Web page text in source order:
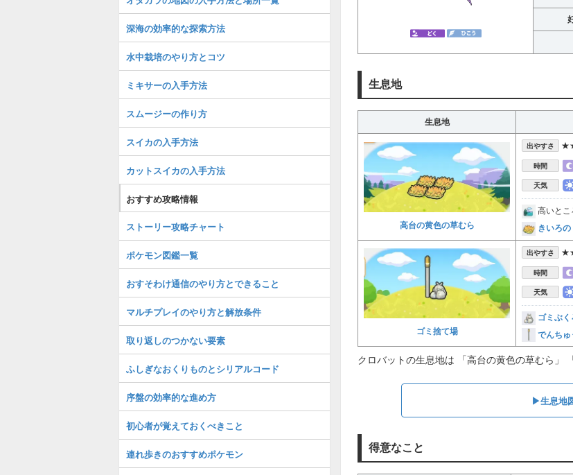
生息地
生息地
高台の黄色の草むら
出やすさ
時間
天気
高いとこ
きいろの
ゴミ捨て場
出やすさ
時間
天気
ゴミぶく
でんちゅ
クロバットの生息地は 「高台の黄色の草むら」
▶︎生息地
得意なこと
深海の効率的な探索方法
水中栽培のやり方とコツ
ミキサーの入手方法
スムージーの作り方
スイカの入手方法
カットスイカの入手方法
おすすめ攻略情報
ストーリー攻略チャート
ポケモン図鑑一覧
おすそわけ通信のやり方とできること
マルチプレイのやり方と解放条件
取り返しのつかない要素
ふしぎなおくりものとシリアルコード
序盤の効率的な進め方
初心者が覚えておくべきこと
連れ歩きのおすすめポケモン